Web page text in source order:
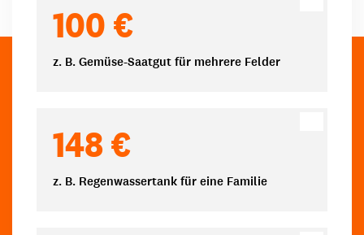
100 €
z. B. Gemüse-Saatgut für mehrere Felder
148 €
z. B. Regenwassertank für eine Familie